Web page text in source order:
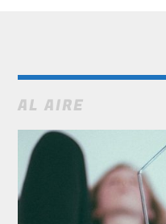
AL AIRE